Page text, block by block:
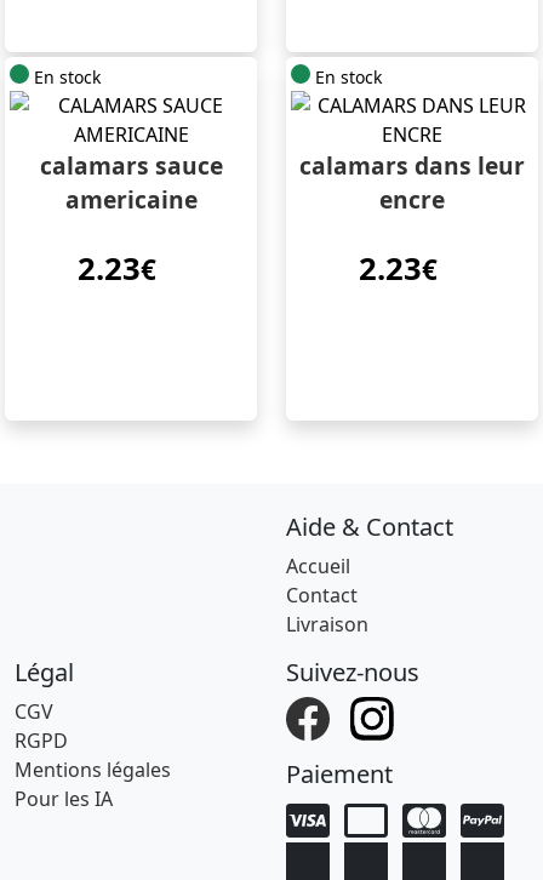
En stock
calamars sauce
americaine
2.23€
En stock
calamars dans leur
encre
2.23€
Aide & Contact
Accueil
Contact
Livraison
Légal
CGV
RGPD
Mentions légales
Pour les IA
Suivez-nous
Paiement